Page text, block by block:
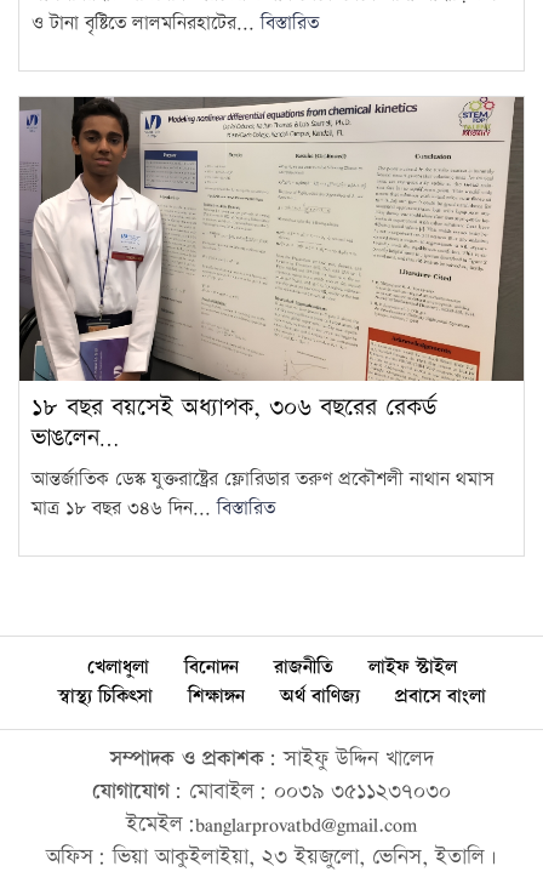
ও টানা বৃষ্টিতে লালমনিরহাটের...বিস্তারিত
১৮ বছর বয়সেই অধ্যাপক, ৩০৬ বছরের রেকর্ড
ভাঙলেন…
আন্তর্জাতিক ডেস্ক যুক্তরাষ্ট্রের ফ্লোরিডার তরুণ প্রকৌশলী নাথান থমাস
মাত্র ১৮ বছর ৩৪৬ দিন...বিস্তারিত
খেলাধুলা বিনোদন রাজনীতি
লাইফ স্টাইল
স্বাস্থ্য চিকিৎসা
শিক্ষাঙ্গন অর্থ বাণিজ্য প্রবাসে বাংলা
সম্পাদক ও প্রকাশক: সাইফু উদ্দিন খালেদ
যোগাযোগ: মোবাইল: ০০৩৯ ৩৫১১২৩৭০৩০
ইমেইল:banglarprovatbd@gmail.com
অফিস: ভিয়া আকুইলাইয়া, ২৩ ইয়জুলো, ভেনিস, ইতালি।